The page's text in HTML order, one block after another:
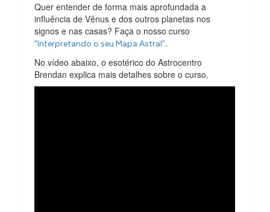
Quer entender de forma mais aprofundada a
influência de Vênus e dos outros planetas nos
signos e nas casas? Faça o nosso curso
“Interpretando o seu Mapa Astral”.
No vídeo abaixo, o esotérico do Astrocentro
Brendan explica mais detalhes sobre o curso.